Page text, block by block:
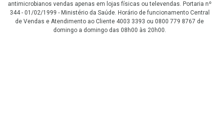
antimicrobianos vendas apenas em lojas físicas ou televendas. Portaria nº
344 - 01/02/1999 - Ministério da Saúde. Horário de funcionamento Central
de Vendas e Atendimento ao Cliente 4003 3393 ou 0800 779 8767 de
domingo a domingo das 08h00 às 20h00.